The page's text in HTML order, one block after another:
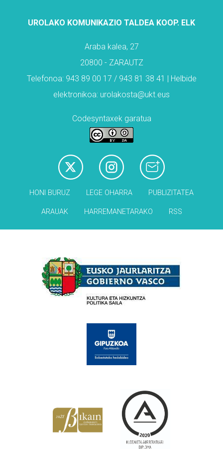
UROLAKO KOMUNIKAZIO TALDEA KOOP. ELK
Araba kalea, 27
20800 - ZARAUTZ
Telefonoa: 943 89 00 17 / 943 81 38 41 | Helbide
elektronikoa: urolakosta@ukt.eus
Codesyntaxek garatua
HONI BURUZ LEGE OHARRA PUBLIZITATEA
ARAUAK HARREMANETARAKO RSS